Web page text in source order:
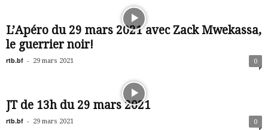
L’Apéro du 29 mars 2021 avec Zack Mwekassa,
le guerrier noir!
rtb.bf - 29 mars 2021 0
JT de 13h du 29 mars 2021
rtb.bf - 29 mars 2021 0